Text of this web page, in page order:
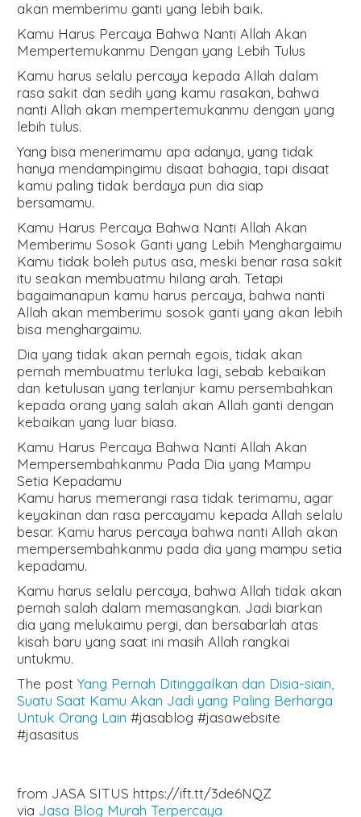
akan memberimu ganti yang lebih baik.
Kamu Harus Percaya Bahwa Nanti Allah Akan
Mempertemukanmu Dengan yang Lebih Tulus
Kamu harus selalu percaya kepada Allah dalam
rasa sakit dan sedih yang kamu rasakan, bahwa
nanti Allah akan mempertemukanmu dengan yang
lebih tulus.
Yang bisa menerimamu apa adanya, yang tidak
hanya mendampingimu disaat bahagia, tapi disaat
kamu paling tidak berdaya pun dia siap
bersamamu.
Kamu Harus Percaya Bahwa Nanti Allah Akan
Memberimu Sosok Ganti yang Lebih Menghargaimu
Kamu tidak boleh putus asa, meski benar rasa sakit
itu seakan membuatmu hilang arah. Tetapi
bagaimanapun kamu harus percaya, bahwa nanti
Allah akan memberimu sosok ganti yang akan lebih
bisa menghargaimu.
Dia yang tidak akan pernah egois, tidak akan
pernah membuatmu terluka lagi, sebab kebaikan
dan ketulusan yang terlanjur kamu persembahkan
kepada orang yang salah akan Allah ganti dengan
kebaikan yang luar biasa.
Kamu Harus Percaya Bahwa Nanti Allah Akan
Mempersembahkanmu Pada Dia yang Mampu
Setia Kepadamu
Kamu harus memerangi rasa tidak terimamu, agar
keyakinan dan rasa percayamu kepada Allah selalu
besar. Kamu harus percaya bahwa nanti Allah akan
mempersembahkanmu pada dia yang mampu setia
kepadamu.
Kamu harus selalu percaya, bahwa Allah tidak akan
pernah salah dalam memasangkan. Jadi biarkan
dia yang melukaimu pergi, dan bersabarlah atas
kisah baru yang saat ini masih Allah rangkai
untukmu.
The postYang Pernah Ditinggalkan dan Disia-siain,
Suatu Saat Kamu Akan Jadi yang Paling Berharga
Untuk Orang Lain #jasablog #jasawebsite
#jasasitus
from JASA SITUS https://ift.tt/3de6NQZ
via Jasa Blog Murah Terpercaya